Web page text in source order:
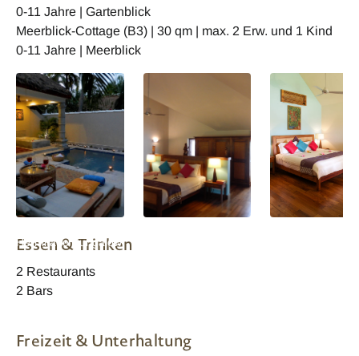
0-11 Jahre | Gartenblick
Meerblick-Cottage (B3) | 30 qm | max. 2 Erw. und 1 Kind
0-11 Jahre | Meerblick
Hermitage Bungalow
Essen & Trinken
2 Restaurants
2 Bars
Freizeit & Unterhaltung